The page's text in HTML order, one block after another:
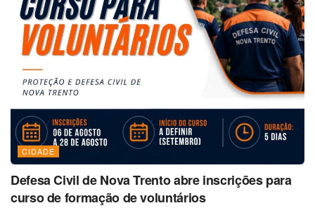
CIDADE
Defesa Civil de Nova Trento abre inscrições para
curso de formação de voluntários